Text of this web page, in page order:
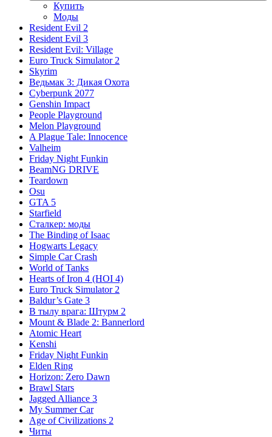
Купить
Моды
Resident Evil 2
Resident Evil 3
Resident Evil: Village
Euro Truck Simulator 2
Skyrim
Ведьмак 3: Дикая Охота
Cyberpunk 2077
Genshin Impact
People Playground
Melon Playground
A Plague Tale: Innocence
Valheim
Friday Night Funkin
BeamNG DRIVE
Teardown
Osu
GTA 5
Starfield
Сталкер: моды
The Binding of Isaac
Hogwarts Legacy
Simple Car Crash
World of Tanks
Hearts of Iron 4 (HOI 4)
Euro Truck Simulator 2
Baldur’s Gate 3
В тылу врага: Штурм 2
Mount & Blade 2: Bannerlord
Atomic Heart
Kenshi
Friday Night Funkin
Elden Ring
Horizon: Zero Dawn
Brawl Stars
Jagged Alliance 3
My Summer Car
Age of Civilizations 2
Читы